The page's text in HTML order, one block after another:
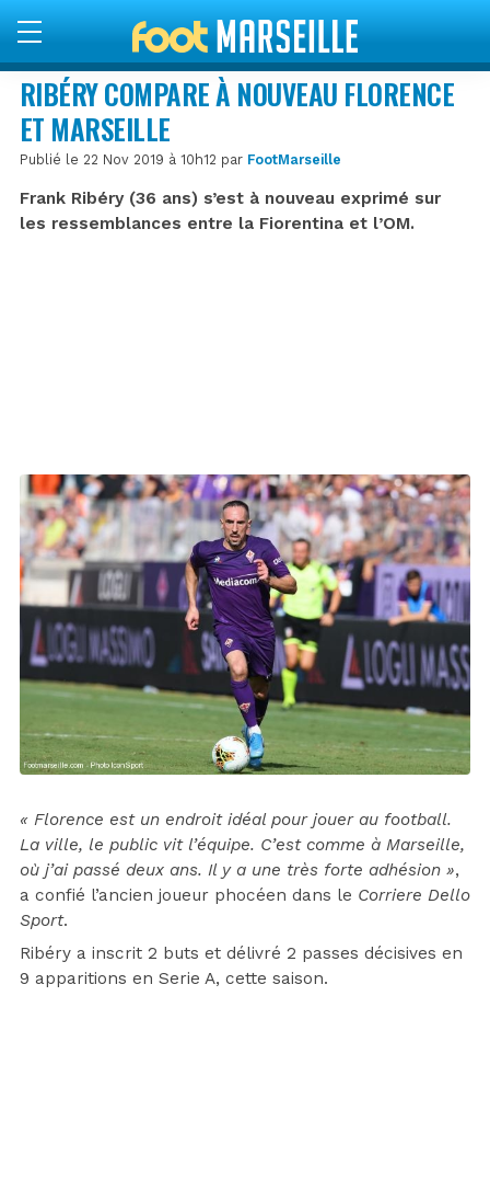
RIBÉRY COMPARE À NOUVEAU FLORENCE
ET MARSEILLE
Publié le 22 Nov 2019 à 10h12 par FootMarseille
Frank Ribéry (36 ans) s’est à nouveau exprimé sur
les ressemblances entre la Fiorentina et l’OM.
« Florence est un endroit idéal pour jouer au football.
La ville, le public vit l’équipe. C’est comme à Marseille,
où j’ai passé deux ans. Il y a une très forte adhésion »,
a confié l’ancien joueur phocéen dans le Corriere Dello
Sport.
Ribéry a inscrit 2 buts et délivré 2 passes décisives en
9 apparitions en Serie A, cette saison.